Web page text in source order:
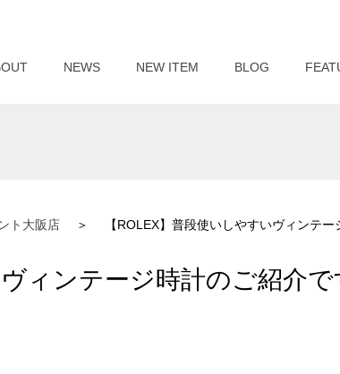
NEWS NEW ITEM BLOG
ト大阪店 【ROLEX】普段使いしやすいヴィンテ
ヴィンテージ時計のご紹介